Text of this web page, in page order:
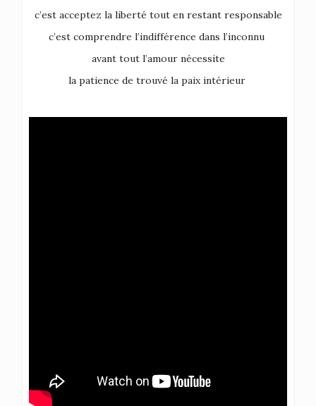
c’est acceptez la liberté tout en restant responsable
c’est comprendre l’indifférence dans l’inconnu
avant tout l’amour nécessite
la patience de trouvé la paix intérieur